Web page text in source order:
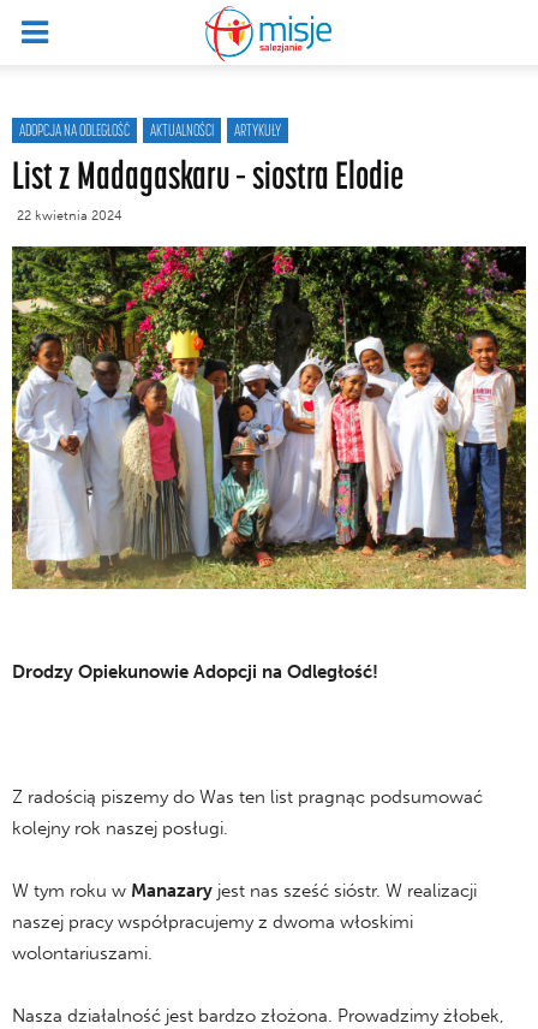
ADOPCJA NA ODLEGŁOŚĆ AKTUALNOŚCI ARTYKUŁY
List z Madagaskaru – siostra Elodie
22 kwietnia 2024
Drodzy Opiekunowie Adopcji na Odległość!
Z radością piszemy do Was ten list pragnąc podsumować
kolejny rok naszej posługi.
W tym roku w Manazary jest nas sześć sióstr. W realizacji
naszej pracy współpracujemy z dwoma włoskimi
wolontariuszami.
Nasza działalność jest bardzo złożona. Prowadzimy żłobek,